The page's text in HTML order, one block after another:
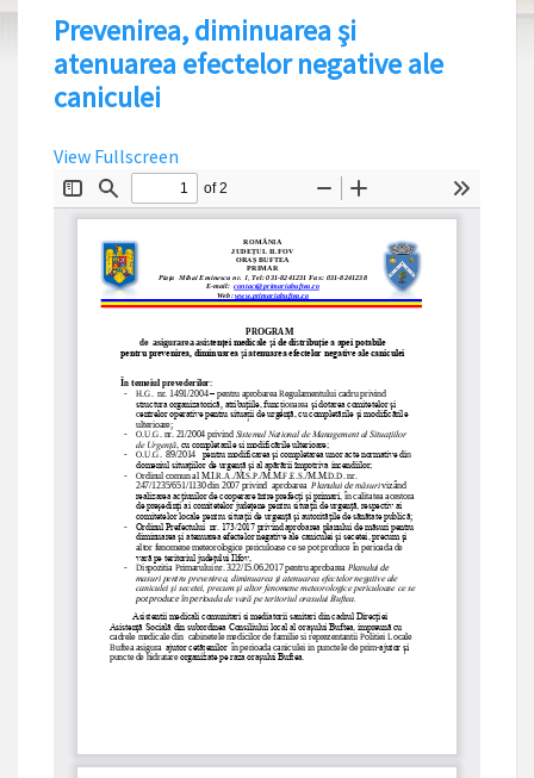
Prevenirea, diminuarea şi
atenuarea efectelor negative ale
caniculei
View Fullscreen